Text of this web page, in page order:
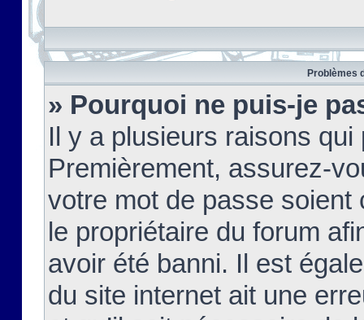
Problèmes
» Pourquoi ne puis-je
Il y a plusieurs raisons
Premièrement, assurez-
votre mot de passe soient
le propriétaire du forum
avoir été banni. Il est
du site internet ait une